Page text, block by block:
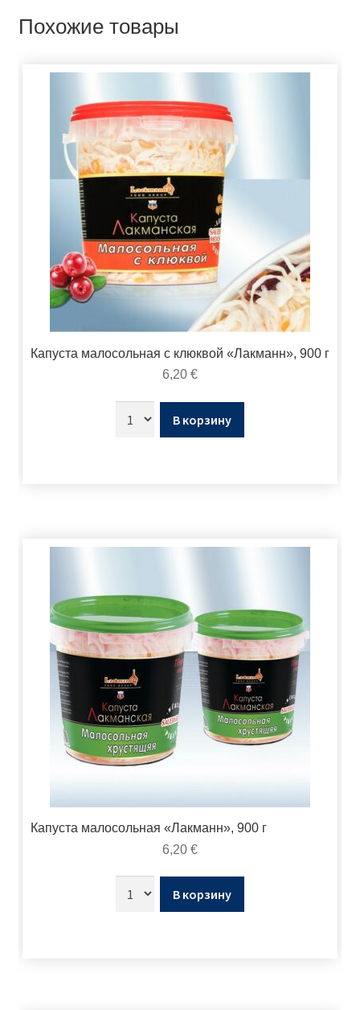
Похожие товары
Капуста малосольная с клюквой «Лакманн», 900 г
6,20 €
В корзину
Капуста малосольная «Лакманн», 900 г
6,20 €
В корзину